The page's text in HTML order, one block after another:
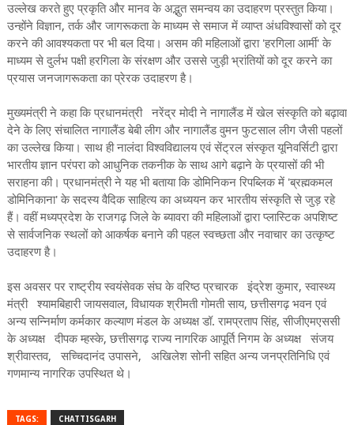
उल्लेख करते हुए प्रकृति और मानव के अद्भुत समन्वय का उदाहरण प्रस्तुत किया।
उन्होंने विज्ञान, तर्क और जागरूकता के माध्यम से समाज में व्याप्त अंधविश्वासों को दूर
करने की आवश्यकता पर भी बल दिया। असम की महिलाओं द्वारा 'हरगिला आर्मी' के
माध्यम से दुर्लभ पक्षी हरगिला के संरक्षण और उससे जुड़ी भ्रांतियों को दूर करने का
प्रयास जनजागरूकता का प्रेरक उदाहरण है।
मुख्यमंत्री ने कहा कि प्रधानमंत्री नरेंद्र मोदी ने नागालैंड में खेल संस्कृति को बढ़ावा
देने के लिए संचालित नागालैंड बेबी लीग और नागालैंड वुमन फुटसाल लीग जैसी पहलों
का उल्लेख किया। साथ ही नालंदा विश्वविद्यालय एवं सेंट्रल संस्कृत यूनिवर्सिटी द्वारा
भारतीय ज्ञान परंपरा को आधुनिक तकनीक के साथ आगे बढ़ाने के प्रयासों की भी
सराहना की। प्रधानमंत्री ने यह भी बताया कि डोमिनिकन रिपब्लिक में 'ब्रह्मकमल
डोमिनिकाना' के सदस्य वैदिक साहित्य का अध्ययन कर भारतीय संस्कृति से जुड़ रहे
हैं। वहीं मध्यप्रदेश के राजगढ़ जिले के ब्यावरा की महिलाओं द्वारा प्लास्टिक अपशिष्ट
से सार्वजनिक स्थलों को आकर्षक बनाने की पहल स्वच्छता और नवाचार का उत्कृष्ट
उदाहरण है।
इस अवसर पर राष्ट्रीय स्वयंसेवक संघ के वरिष्ठ प्रचारक इंद्रेश कुमार, स्वास्थ्य
मंत्री श्यामबिहारी जायसवाल, विधायक श्रीमती गोमती साय, छत्तीसगढ़ भवन एवं
अन्य सन्निर्माण कर्मकार कल्याण मंडल के अध्यक्ष डॉ. रामप्रताप सिंह, सीजीएमएससी
के अध्यक्ष दीपक म्हस्के, छत्तीसगढ़ राज्य नागरिक आपूर्ति निगम के अध्यक्ष संजय
श्रीवास्तव, सच्चिदानंद उपासने, अखिलेश सोनी सहित अन्य जनप्रतिनिधि एवं
गणमान्य नागरिक उपस्थित थे।
TAGS: CHATTISGARH